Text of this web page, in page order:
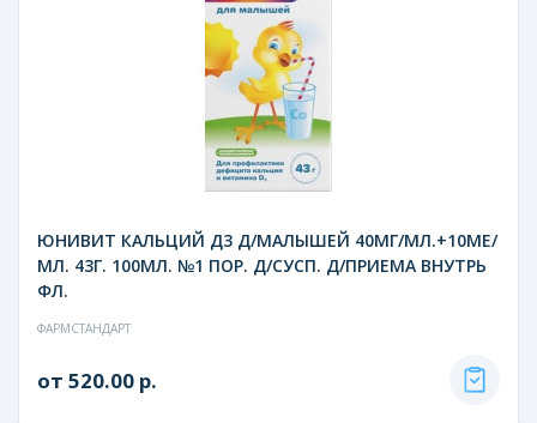
ЮНИВИТ КАЛЬЦИЙ Д3 Д/МАЛЫШЕЙ 40МГ/МЛ.+10МЕ/
МЛ. 43Г. 100МЛ. №1 ПОР. Д/СУСП. Д/ПРИЕМА ВНУТРЬ
ФЛ.
ФАРМСТАНДАРТ
от 520.00 р.